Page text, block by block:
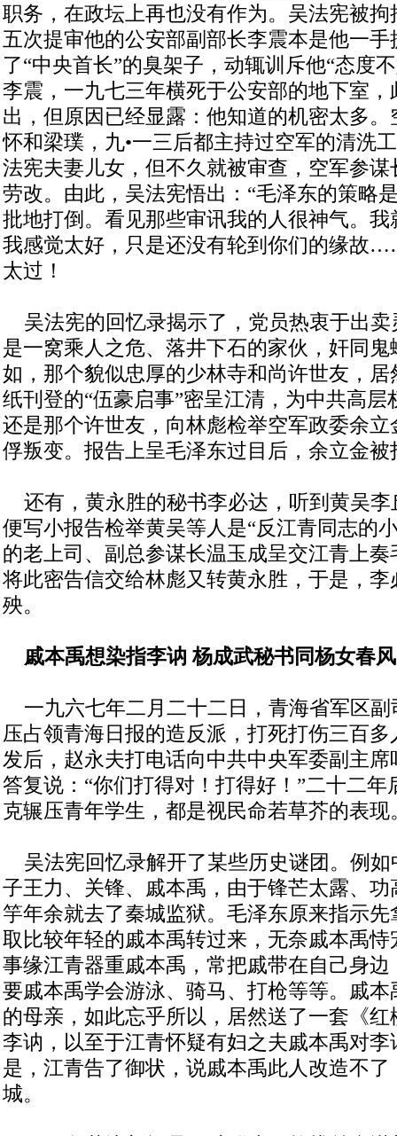
职务，在政坛上再也没有作为。吴法宪被
五次提审他的公安部副部长李震本是他一
了“中央首长”的臭架子，动辄训斥他“态度
李震，一九七三年横死于公安部的地下室
出，但原因已经显露：他知道的机密太多
怀和梁璞，九•一三后都主持过空军的清洗
法宪夫妻儿女，但不久就被审查，空军参
劳改。由此，吴法宪悟出：“毛泽东的策略
批地打倒。看见那些审讯我的人很神气。
我感觉太好，只是还没有轮到你们的缘故
太过！
吴法宪的回忆录揭示了，党员热衷于出卖
是一窝乘人之危、落井下石的家伙，奸同
如，那个貌似忠厚的少林寺和尚许世友，
纸刊登的“伍豪启事”密呈江清，为中共高
还是那个许世友，向林彪检举空军政委余
俘叛变。报告上呈毛泽东过目后，余立金被
还有，黄永胜的秘书李必达，听到黄吴李
便写小报告检举黄吴等人是“反江青同志的
的老上司、副总参谋长温玉成呈交江青上
将此密告信交给林彪又转黄永胜，于是，
殃。
戚本禹想染指李讷 杨成武秘书同杨女春
一九六七年二月二十二日，青海省军区副
压占领青海日报的造反派，打死打伤三百
发后，赵永夫打电话向中共中央军委副主
答复说：“你们打得对！打得好！”二十二
克辗压青年学生，都是视民命若草芥的表现
吴法宪回忆录解开了某些历史谜团。例如
子王力、关锋、戚本禹，由于锋芒太露、
竽年余就去了秦城监狱。毛泽东原来指示
取比较年轻的戚本禹转过来，无奈戚本禹
事缘江青器重戚本禹，常把戚带在自己身
要戚本禹学会游泳、骑马、打枪等等。戚
的母亲，如此忘乎所以，居然送了一套《
李讷，以至于江青怀疑有妇之夫戚本禹对
是，江青告了御状，说戚本禹此人改造不
城。